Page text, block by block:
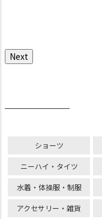
Next
ショーツ
ニーハイ・タイツ
水着・体操服・制服
アクセサリー・雑貨